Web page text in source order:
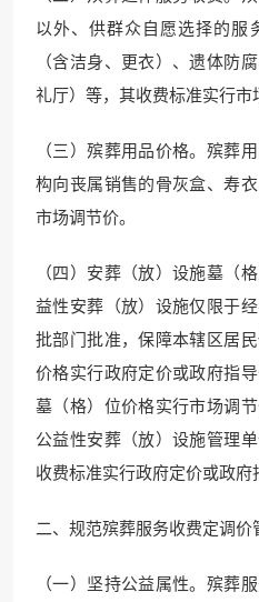
以外、供群众自愿选择的服
（含洁身、更衣）、遗体防
礼厅）等，其收费标准实行市
（三）殡葬用品价格。殡葬
构向丧属销售的骨灰盒、寿
市场调节价。
（四）安葬（放）设施墓（
益性安葬（放）设施仅限于
批部门批准，保障本辖区居
价格实行政府定价或政府指
墓（格）位价格实行市场调
公益性安葬（放）设施管理
收费标准实行政府定价或政府
二、规范殡葬服务收费定调价
（一）坚持公益属性。殡葬